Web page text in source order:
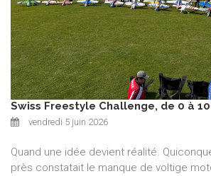
Swiss Freestyle Challenge, de 0 à
vendredi 5 juin 2026
Quand une idée devient réalité.
près constatait le manque de voltige